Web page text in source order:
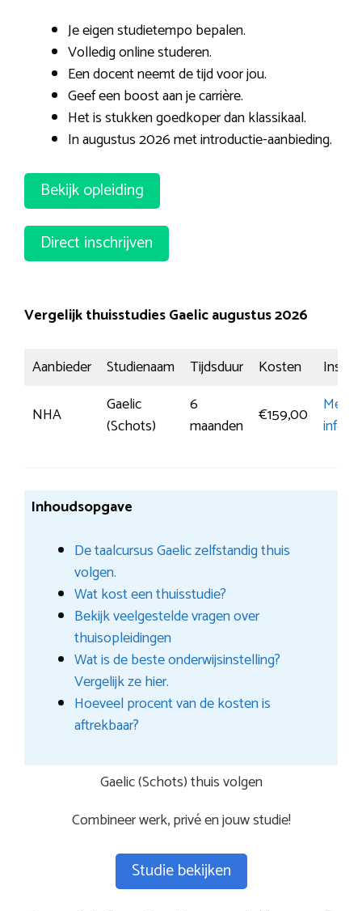
Je eigen studietempo bepalen.
Volledig online studeren.
Een docent neemt de tijd voor jou.
Geef een boost aan je carrière.
Het is stukken goedkoper dan klassikaal.
In augustus 2026 met introductie-aanbieding.
Bekijk opleiding
Direct inschrijven
Vergelijk thuisstudies Gaelic augustus 2026
Aanbieder Studienaam Tijdsduur Kosten
NHA
Gaelic
(Schots)
6
maanden
€159,00
Meer
Inhoudsopgave
De taalcursus Gaelic zelfstandig thuis
volgen.
Wat kost een thuisstudie?
Bekijk veelgestelde vragen over
thuisopleidingen
Wat is de beste onderwijsinstelling?
Vergelijk ze hier.
Hoeveel procent van de kosten is
aftrekbaar?
Gaelic (Schots) thuis volgen
Combineer werk, privé en jouw studie!
Studie bekijken